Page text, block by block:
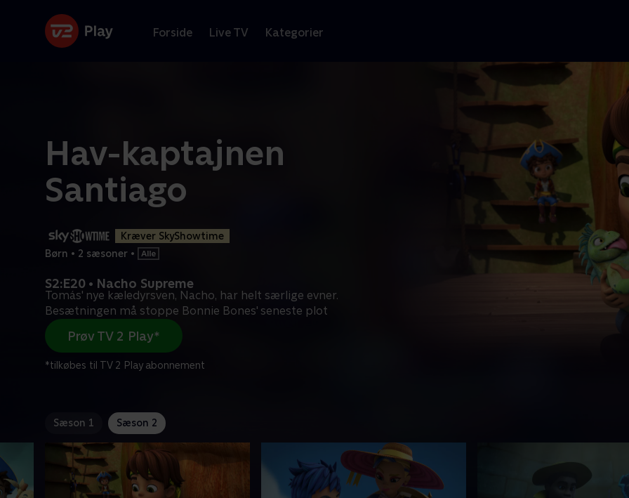
Forside Live TV Kategorier
Hav-kaptajnen
Santiago
Kræver SkyShowtime
Børn • 2 sæsoner •
S2:E20 • Nacho Supreme
Tomás' nye kæledyrsven, Nacho, har helt særlige evner.
Besætningen må stoppe Bonnie Bones' seneste plot
Prøv TV 2 Play*
*tilkøbes til TV 2 Play abonnement
Sæson 1 Sæson 2